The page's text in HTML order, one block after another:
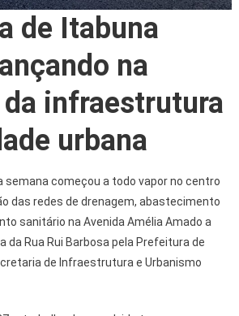
de Itabuna
na
infraestrutura
urbana
semana começou a todo vapor no centro
das redes de drenagem, abastecimento
sanitário na Avenida Amélia Amado a
Rua Rui Barbosa pela Prefeitura de
de Infraestrutura e Urbanismo